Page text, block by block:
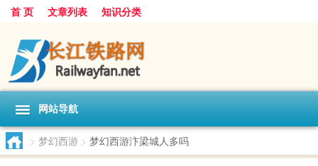
首 页 文章列表 知识分类
网站导航
> 梦幻西游 > 梦幻西游汴梁城人多吗